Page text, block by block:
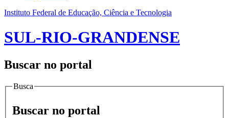
Instituto Federal de Educação, Ciência e Tecnologia
SUL-RIO-GRANDENSE
Buscar no portal
Busca
Buscar no portal